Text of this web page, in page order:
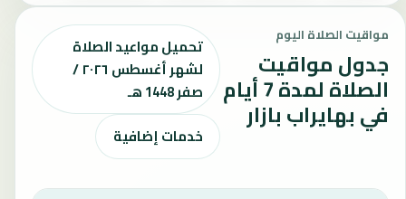
مواقيت الصلاة اليوم
جدول مواقيت
الصلاة لمدة 7 أيام
في بهايراب بازار
تحميل مواعيد الصلاة
لشهر أغسطس ٢٠٢٦ /
صفر 1448 هـ
خدمات إضافية